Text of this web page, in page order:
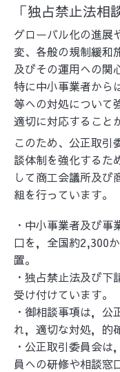
「独占禁止法相
グローバル化の進展
変、各般の規制緩和
及びその運用への関
特に中小事業者から
等への対処について
適切に対応すること
このため、公正取引
談体制を強化するた
して商工会議所及び
組を行っています。
・中小事業者及び
口を，全国約2,300
置。
・独占禁止法及び
受け付けています。
・御相談事項は，
れ，適切な対処，的
・公正取引委員会
員への研修や相談窓